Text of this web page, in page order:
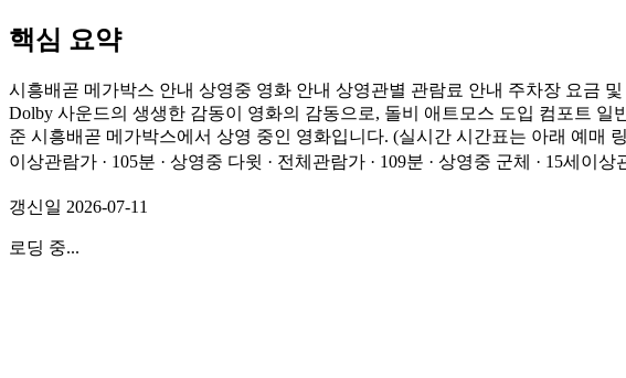
핵심 요약
시흥배곧 메가박스 안내 상영중 영화 안내 상영관별 관람료 안내 주차장 요금
Dolby 사운드의 생생한 감동이 영화의 감동으로, 돌비 애트모스 도입 컴포트 일
준 시흥배곧 메가박스에서 상영 중인 영화입니다. (실시간 시간표는 아래 예매
이상관람가 · 105분 · 상영중 다윗 · 전체관람가 · 109분 · 상영중 군체 · 15세
갱신일 2026-07-11
로딩 중...